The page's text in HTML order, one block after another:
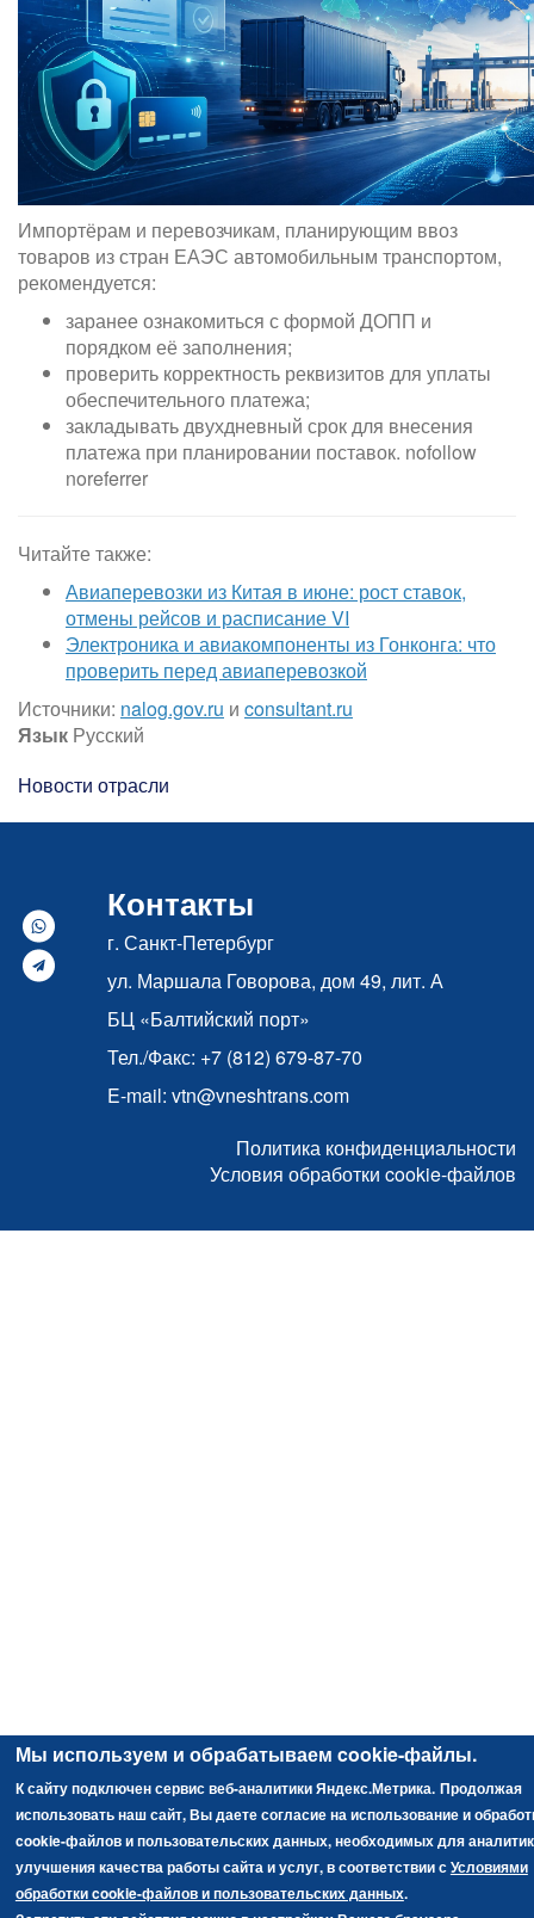
Импортёрам и перевозчикам, планирующим ввоз
товаров из стран ЕАЭС автомобильным транспортом,
рекомендуется:
заранее ознакомиться с формой ДОПП и
порядком её заполнения;
проверить корректность реквизитов для уплаты
обеспечительного платежа;
закладывать двухдневный срок для внесения
платежа при планировании поставок. nofollow
noreferrer
Читайте также:
Авиаперевозки из Китая в июне: рост ставок,
отмены рейсов и расписание VI
Электроника и авиакомпоненты из Гонконга: что
проверить перед авиаперевозкой
Источники: nalog.gov.ru и consultant.ru
Язык Русский
Новости отрасли
Контакты
г. Санкт-Петербург
ул. Маршала Говорова, дом 49, лит. А
БЦ «Балтийский порт»
Тел./Факс: +7 (812) 679-87-70
E-mail: vtn@vneshtrans.com
Политика конфиденциальности
Условия обработки cookie-файлов
Мы используем и обрабатываем cookie-файлы.
К сайту подключен сервис веб-аналитики Яндекс.Метрика. Продолжая
использовать наш сайт, Вы даете согласие на использование и
cookie-файлов и пользовательских данных, необходимых для
улучшения качества работы сайта и услуг, в соответствии сУсловиями
обработки cookie-файлов и пользовательских данных.